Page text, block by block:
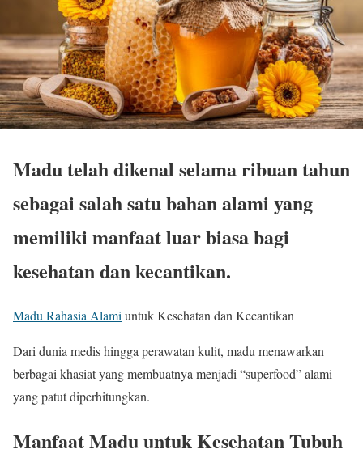
Madu telah dikenal selama ribuan tahun
sebagai salah satu bahan alami yang
memiliki manfaat luar biasa bagi
kesehatan dan kecantikan.
Madu Rahasia Alami untuk Kesehatan dan Kecantikan
Dari dunia medis hingga perawatan kulit, madu menawarkan
berbagai khasiat yang membuatnya menjadi “superfood” alami
yang patut diperhitungkan.
Manfaat Madu untuk Kesehatan Tubuh